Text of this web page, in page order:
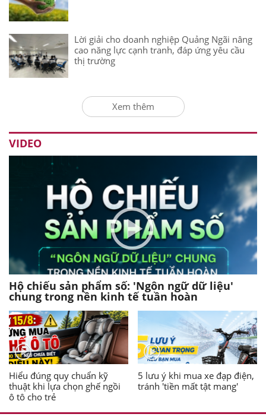
Lời giải cho doanh nghiệp Quảng Ngãi nâng
cao năng lực cạnh tranh, đáp ứng yêu cầu
thị trường
Xem thêm
VIDEO
Hộ chiếu sản phẩm số: 'Ngôn ngữ dữ liệu'
chung trong nền kinh tế tuần hoàn
Hiểu đúng quy chuẩn kỹ
thuật khi lựa chọn ghế ngồi
ô tô cho trẻ
5 lưu ý khi mua xe đạp điện,
tránh 'tiền mất tật mang'